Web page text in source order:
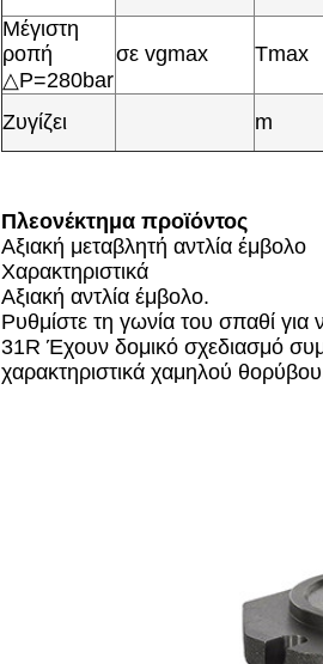
Μέγιστη
ροπή
△P=280bar
σε vgmax Tmax
Ζυγίζει m
Πλεονέκτημα προϊόντος
Αξιακή μεταβλητή αντλία έμβολο
Χαρακτηριστικά
Αξιακή αντλία έμβολο.
Ρυθμίστε τη γωνία του σπαθί για
31R Έχουν δομικό σχεδιασμό
χαρακτηριστικά χαμηλού